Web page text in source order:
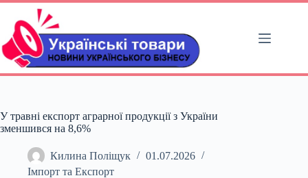
Перейти
вмісту
У травні експорт аграрної продукції з України
зменшився на 8,6%
Килина Поліщук
01.07.2026
Імпорт та Експорт